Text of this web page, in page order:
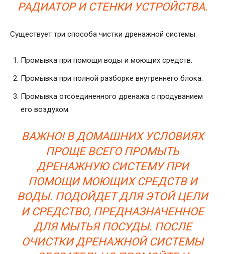
РАДИАТОР И СТЕНКИ УСТРОЙСТВА.
Существует три способа чистки дренажной системы:
Промывка при помощи воды и моющих средств.
Промывка при полной разборке внутреннего блока.
Промывка отсоединенного дренажа с продуванием
его воздухом.
ВАЖНО! В ДОМАШНИХ УСЛОВИЯХ
ПРОЩЕ ВСЕГО ПРОМЫТЬ
ДРЕНАЖНУЮ СИСТЕМУ ПРИ
ПОМОЩИ МОЮЩИХ СРЕДСТВ И
ВОДЫ. ПОДОЙДЕТ ДЛЯ ЭТОЙ ЦЕЛИ
И СРЕДСТВО, ПРЕДНАЗНАЧЕННОЕ
ДЛЯ МЫТЬЯ ПОСУДЫ. ПОСЛЕ
ОЧИСТКИ ДРЕНАЖНОЙ СИСТЕМЫ